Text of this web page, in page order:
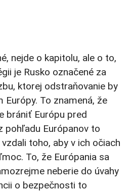
nejde o kapitolu, ale o to,
je Rusko označené za
ktorej odstraňovanie by
To znamená, že
brániť Európu pred
pohľadu Európanov to
toho, aby v ich očiach
To, že Európania sa
neberie do úvahy
o bezpečnosti to